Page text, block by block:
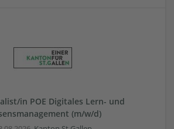
in POE Digitales Lern- und
(m/w/d)